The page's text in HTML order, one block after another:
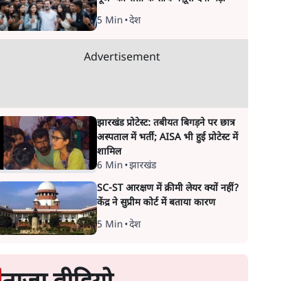
5 Min •देश
Advertisement
झारखंड प्रोटेस्ट: तबीयत बिगड़ने पर छात्र
अस्पताल में भर्ती; AISA भी हुई प्रोटेस्ट में
शामिल
6 Min •झारखंड
SC-ST आरक्षण में क्रीमी लेयर क्यों नहीं?
केंद्र ने सुप्रीम कोर्ट में बताया कारण
5 Min •देश